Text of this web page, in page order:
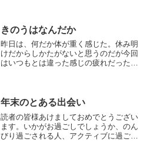
楽しんだとしても「ああ、...
きのうはなんだか
昨日は、何だか体が重く感じた。休み明
けだからしかたがないと思うのだが今回
はいつもとは違った感じの疲れだった。
因だと思うのだが序盤の...
年末のとある出会い
読者の皆様あけましておめでとうござい
ます。いかがお過ごしでしょうか、のん
びり過ごされる人、アクティブに過ごす